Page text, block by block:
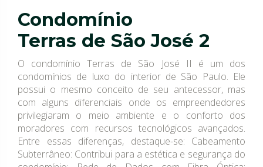
Condomínio
Terras de São José 2
O condomínio Terras de São José II é um dos
condomínios de luxo do interior de São Paulo. Ele
possui o mesmo conceito de seu antecessor, mas
com alguns diferenciais onde os empreendedores
privilegiaram o meio ambiente e o conforto dos
moradores com recursos tecnológicos avançados.
Entre essas diferenças, destaque-se: Cabeamento
Subterrâneo: Contribui para a estética e segurança do